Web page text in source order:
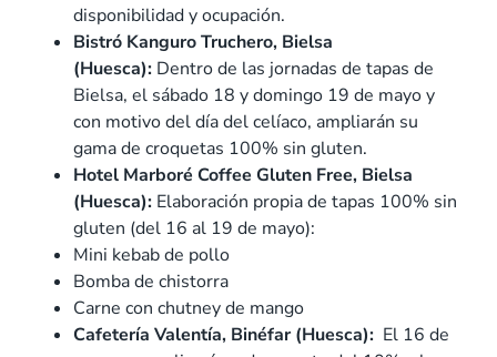
disponibilidad y ocupación.
Bistró Kanguro Truchero, Bielsa
(Huesca): Dentro de las jornadas de tapas de
Bielsa, el sábado 18 y domingo 19 de mayo y
con motivo del día del celíaco, ampliarán su
gama de croquetas 100% sin gluten.
Hotel Marboré Coffee Gluten Free, Bielsa
(Huesca): Elaboración propia de tapas 100% sin
gluten (del 16 al 19 de mayo):
Mini kebab de pollo
Bomba de chistorra
Carne con chutney de mango
Cafetería Valentía, Binéfar (Huesca): El 16 de